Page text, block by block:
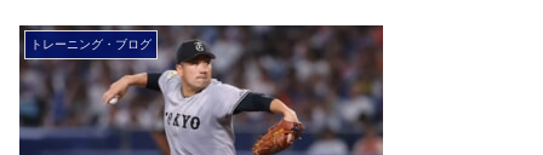
トレーニング・ブログ